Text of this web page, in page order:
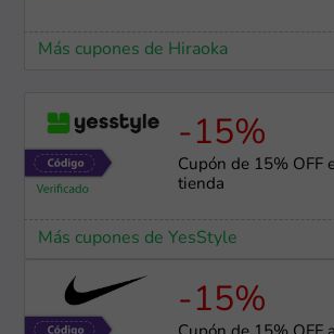
Más cupones de Hiraoka
-15%
Cupón de 15% OFF
tienda
Más cupones de YesStyle
-15%